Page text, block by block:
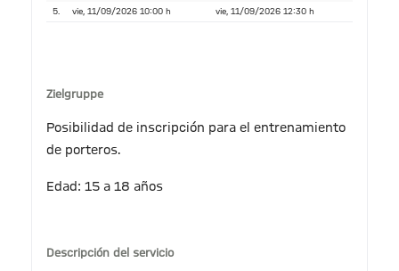
5. vie, 11/09/2026 10:00 h vie, 11/09/2026 12:30 h
Zielgruppe
Posibilidad de inscripción para el entrenamiento
de porteros.
Edad: 15 a 18 años
Descripción del servicio